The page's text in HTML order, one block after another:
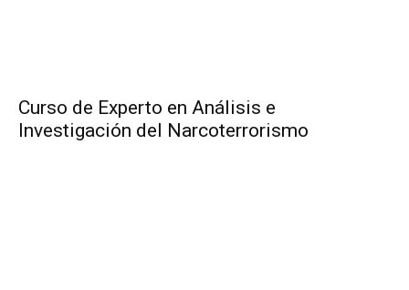
Curso de Experto en Análisis e
Investigación del Narcoterrorismo